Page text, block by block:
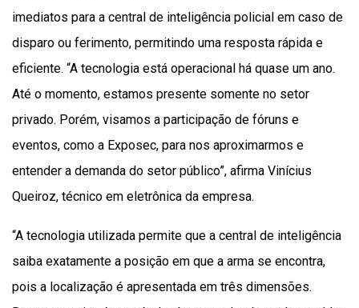
imediatos para a central de inteligência policial em caso de
disparo ou ferimento, permitindo uma resposta rápida e
eficiente. “A tecnologia está operacional há quase um ano.
Até o momento, estamos presente somente no setor
privado. Porém, visamos a participação de fóruns e
eventos, como a Exposec, para nos aproximarmos e
entender a demanda do setor público”, afirma Vinícius
Queiroz, técnico em eletrônica da empresa.
“A tecnologia utilizada permite que a central de inteligência
saiba exatamente a posição em que a arma se encontra,
pois a localização é apresentada em três dimensões.